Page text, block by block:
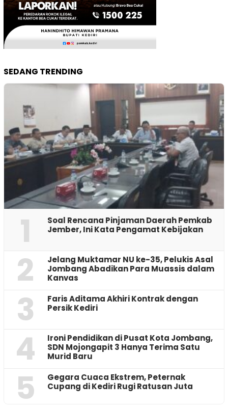
SEDANG TRENDING
1
‎Soal Rencana Pinjaman Daerah Pemkab
Jember, Ini Kata Pengamat Kebijakan ‎
2
Jelang Muktamar NU ke-35, Pelukis Asal
Jombang Abadikan Para Muassis dalam
Kanvas
3
Faris Aditama Akhiri Kontrak dengan
Persik Kediri
4
Ironi Pendidikan di Pusat Kota Jombang,
SDN Mojongapit 3 Hanya Terima Satu
Murid Baru
5
‎Gegara Cuaca Ekstrem, Peternak
Cupang di Kediri Rugi Ratusan Juta